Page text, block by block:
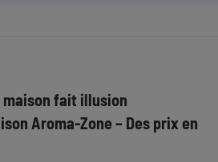
maison fait illusion
Aroma-Zone – Des prix en